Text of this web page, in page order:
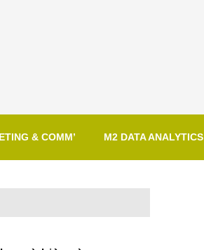
& COMM’ M2 DATA ANALYTICS